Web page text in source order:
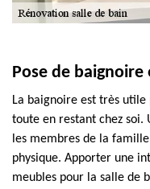
Pose de
La baignoire est très
toute en restant chez soi.
les membres de la
physique. Apporter une
meubles pour la salle de